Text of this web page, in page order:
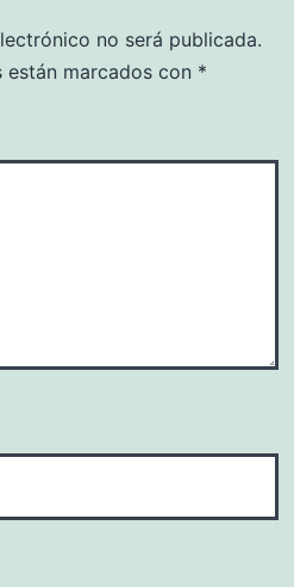
no será publicada.
marcados con *